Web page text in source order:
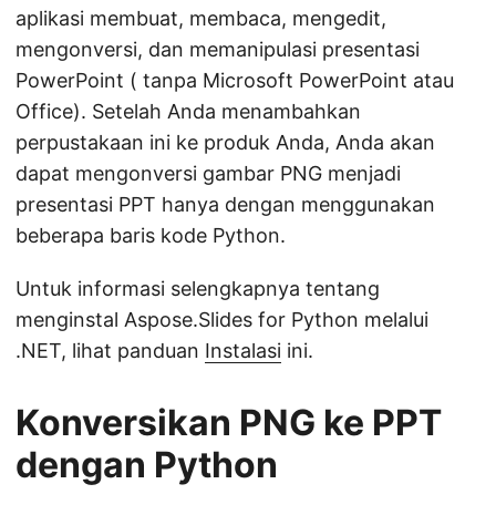
aplikasi membuat, membaca, mengedit,
mengonversi, dan memanipulasi presentasi
PowerPoint ( tanpa Microsoft PowerPoint atau
Office). Setelah Anda menambahkan
perpustakaan ini ke produk Anda, Anda akan
dapat mengonversi gambar PNG menjadi
presentasi PPT hanya dengan menggunakan
beberapa baris kode Python.
Untuk informasi selengkapnya tentang
menginstal Aspose.Slides for Python melalui
.NET, lihat panduan Instalasi ini.
Konversikan PNG ke PPT
dengan Python